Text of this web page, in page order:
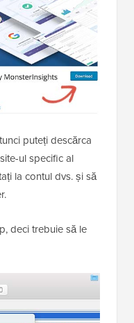
puteți descărca
ul specific al
la contul dvs. și să
deci trebuie să le